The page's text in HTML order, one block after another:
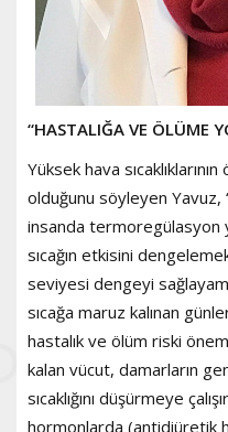
“HASTALIĞA VE ÖLÜME
Yüksek hava
olduğunu söyleyen Yavuz,
insanda termoregülasyon
sıcağın etkisini
seviyesi dengeyi
sıcağa maruz kalınan
hastalık ve ölüm riski
kalan vücut, damarların
sıcaklığını düşürmeye
hormonlarda (antidiüretik